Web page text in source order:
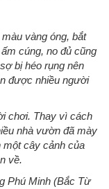
vàng óng, bắt
cúng, no đủ cũng
bị héo rụng nên
được nhiều người
chơi. Thay vì cách
nhà vườn đã mày
cây cảnh của
về.
Phú Minh (Bắc Từ